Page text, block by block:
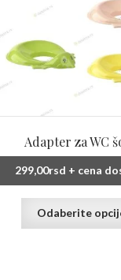
Adapter za WC
299,00rsd + cena
Odaberite